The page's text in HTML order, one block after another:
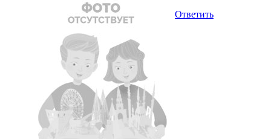
Ответить